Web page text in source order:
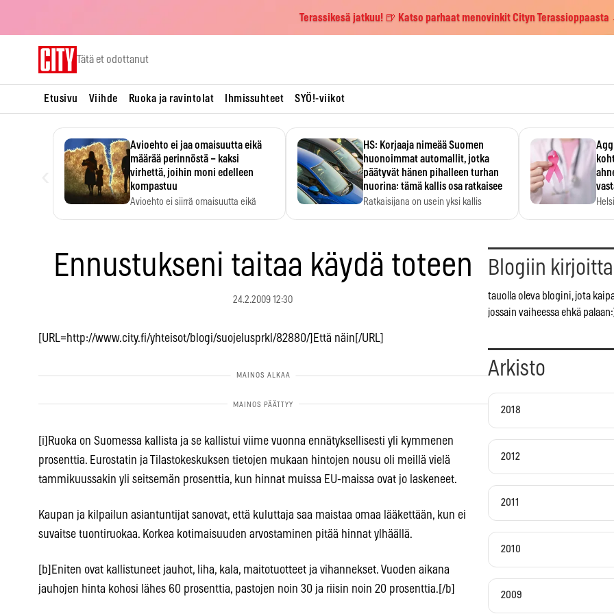
Terassikesä jatkuu! 🍺 Katso parhaat menovinkit Cityn
Tätä et odottanut
Etusivu Viihde Ruoka ja ravintolat Ihmissuhteet SYÖ!-viikot
Avioehto ei jaa omaisuutta eikä
määrää perinnöstä – kaksi
virhettä, joihin moni edelleen
kompastuu
Avioehto ei siirrä omaisuutta eikä
HS: Korjaaja nimeää Suomen
huonoimmat automallit, jotka
päätyvät hänen pihalleen turhan
nuorina: tämä kallis osa ratkaisee
Ratkaisijana on usein yksi kallis
Ennustukseni taitaa käydä toteen
24.2.2009 12:30
[URL=http://www.city.fi/yhteisot/blogi/suojelusprkl/82880/]Että näin[/URL]
[i]Ruoka on Suomessa kallista ja se kallistui viime vuonna ennätyksellisesti yli kymmenen
prosenttia. Eurostatin ja Tilastokeskuksen tietojen mukaan hintojen nousu oli meillä vielä
tammikuussakin yli seitsemän prosenttia, kun hinnat muissa EU-maissa ovat jo laskeneet.
Kaupan ja kilpailun asiantuntijat sanovat, että kuluttaja saa maistaa omaa lääkettään, kun ei
suvaitse tuontiruokaa. Korkea kotimaisuuden arvostaminen pitää hinnat ylhäällä.
[b]Eniten ovat kallistuneet jauhot, liha, kala, maitotuotteet ja vihannekset. Vuoden aikana
jauhojen hinta kohosi lähes 60 prosenttia, pastojen noin 30 ja riisin noin 20 prosenttia.[/b]
Blogiin
tauolla oleva blogini, jota
jossain vaiheessa ehkä
Arkisto
2018
2012
2011
2010
2009